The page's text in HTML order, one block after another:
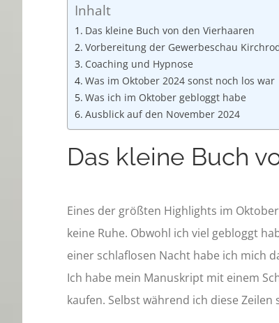
Inhalt
Das kleine Buch von den Vierhaaren
Vorbereitung der Gewerbeschau
Coaching und Hypnose
Was im Oktober 2024 sonst noch los war
Was ich im Oktober gebloggt habe
Ausblick auf den November 2024
Das kleine Buch
Eines der größten Highlights im
keine Ruhe. Obwohl ich viel gebloggt
einer schlaflosen Nacht habe ich mich
Ich habe mein Manuskript mit einem
kaufen. Selbst während ich diese